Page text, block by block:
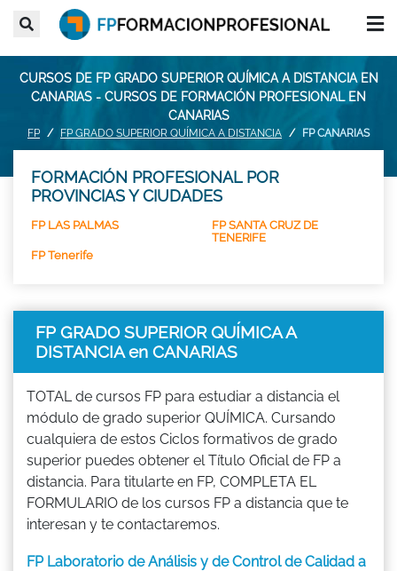
CURSOS DE FP GRADO SUPERIOR QUÍMICA A DISTANCIA EN
CANARIAS - CURSOS DE FORMACIÓN PROFESIONAL EN
CANARIAS
FP FP GRADO SUPERIOR QUÍMICA A DISTANCIA FP CANARIAS
FORMACIÓN PROFESIONAL POR
PROVINCIAS Y CIUDADES
FP LAS PALMAS
FP SANTA CRUZ DE
TENERIFE
FP Tenerife
FP GRADO SUPERIOR QUÍMICA A
DISTANCIA en CANARIAS
TOTAL de cursos FP para estudiar a distancia el
módulo de grado superior QUÍMICA. Cursando
cualquiera de estos Ciclos formativos de grado
superior puedes obtener el Título Oficial de FP a
distancia. Para titularte en FP, COMPLETA EL
FORMULARIO de los cursos FP a distancia que te
interesan y te contactaremos.
FP Laboratorio de Análisis y de Control de Calidad a